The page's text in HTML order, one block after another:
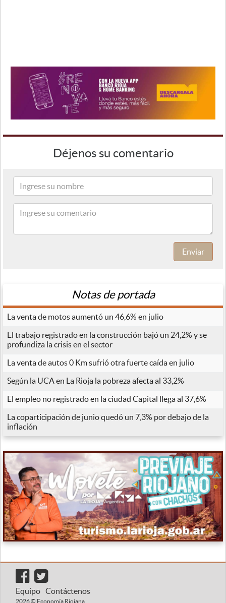
Déjenos su comentario
Enviar
Notas de portada
La venta de motos aumentó un 46,6% en julio
El trabajo registrado en la construcción bajó un 24,2% y se
profundiza la crisis en el sector
La venta de autos 0 Km sufrió otra fuerte caída en julio
Según la UCA en La Rioja la pobreza afecta al 33,2%
El empleo no registrado en la ciudad Capital llega al 37,6%
La coparticipación de junio quedó un 7,3% por debajo de la
inflación
Equipo Contáctenos
2026 © Economía Riojana